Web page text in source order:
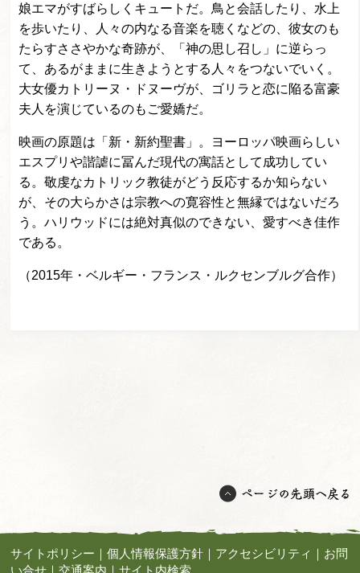
娘エマがすばらしくキュートだ。鳥と会話したり、水上
を歩いたり、人々の内なる音楽を聴くなどの、彼女のも
たらすささやかな奇跡が、「神の思し召し」に逆らっ
て、あるがままに生きようとする人々をつないでいく。
大女優カトリーヌ・ドヌーヴが、ゴリラと恋に陥る富豪
夫人を演じているのもご愛嬌だ。
映画の原題は「新・新約聖書」。ヨーロッパ映画らしい
エスプリや諧謔に冨んだ現代の寓話として成功してい
る。敬虔なカトリック教徒がどう反応するか知らない
が、その大らかさは宗教への寛容性と無縁ではないだろ
う。ハリウッドには絶対真似のできない、愛すべき佳作
である。
（2015年・ベルギー・フランス・ルクセンブルグ合作）
サイトポリシー ｜個人情報保護方針 ｜ アクセシビリティ ｜ お問
い合せ ｜交通案内 ｜サイト内検索